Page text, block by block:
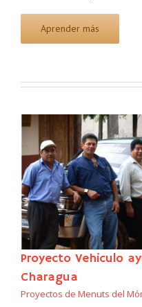
Aprender más
Proyecto Vehiculo
Charagua
Proyectos de Menuts del